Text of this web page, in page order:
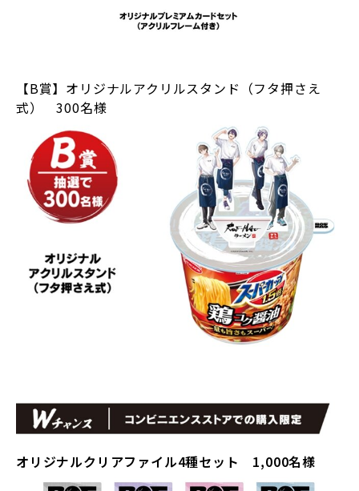
【B賞】オリジナルアクリルスタンド（フタ押さえ
式） 300名様
オリジナルクリアファイル4種セット 1,000名様